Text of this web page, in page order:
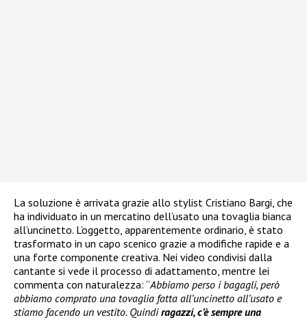
La soluzione è arrivata grazie allo stylist Cristiano Bargi, che
ha individuato in un mercatino dell’usato una tovaglia bianca
all’uncinetto. L’oggetto, apparentemente ordinario, è stato
trasformato in un capo scenico grazie a modifiche rapide e a
una forte componente creativa. Nei video condivisi dalla
cantante si vede il processo di adattamento, mentre lei
commenta con naturalezza: “Abbiamo perso i bagagli, però
abbiamo comprato una tovaglia fatta all’uncinetto all’usato e
stiamo facendo un vestito. Quindiragazzi, c’è sempre una